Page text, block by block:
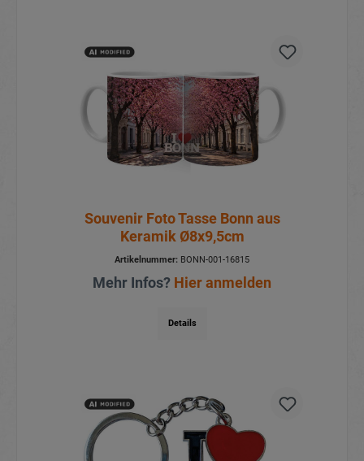
Souvenir Foto Tasse Bonn aus
Keramik Ø8x9,5cm
Artikelnummer: BONN-001-16815
Mehr Infos? Hier anmelden
Details